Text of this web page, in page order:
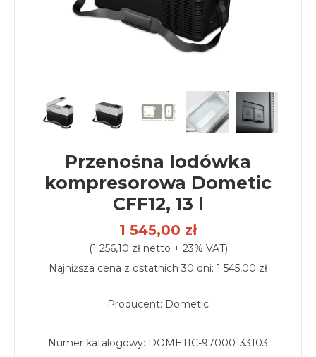
Przenośna lodówka
kompresorowa Dometic
CFF12, 13 l
1 545,00 zł
(1 256,10 zł netto + 23% VAT)
Najniższa cena z ostatnich 30 dni: 1 545,00 zł
Producent: Dometic
Numer katalogowy: DOMETIC-97000133103